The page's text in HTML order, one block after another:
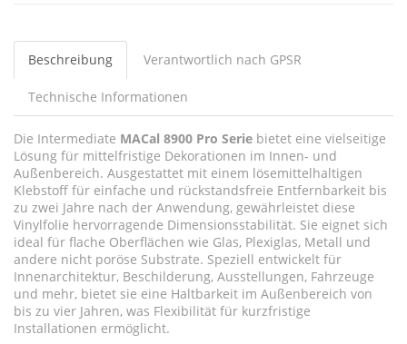
Beschreibung Verantwortlich nach GPSR
Technische Informationen
Die Intermediate MACal 8900 Pro Serie bietet eine vielseitige
Lösung für mittelfristige Dekorationen im Innen- und
Außenbereich. Ausgestattet mit einem lösemittelhaltigen
Klebstoff für einfache und rückstandsfreie Entfernbarkeit bis
zu zwei Jahre nach der Anwendung, gewährleistet diese
Vinylfolie hervorragende Dimensionsstabilität. Sie eignet sich
ideal für flache Oberflächen wie Glas, Plexiglas, Metall und
andere nicht poröse Substrate. Speziell entwickelt für
Innenarchitektur, Beschilderung, Ausstellungen, Fahrzeuge
und mehr, bietet sie eine Haltbarkeit im Außenbereich von
bis zu vier Jahren, was Flexibilität für kurzfristige
Installationen ermöglicht.